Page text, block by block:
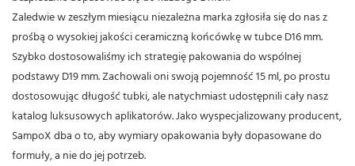
Zaledwie w zeszłym miesiącu niezależna marka zgłosiła się do nas z
prośbą o wysokiej jakości ceramiczną końcówkę w tubce D16 mm.
Szybko dostosowaliśmy ich strategię pakowania do wspólnej
podstawy D19 mm. Zachowali oni swoją pojemność 15 ml, po prostu
dostosowując długość tubki, ale natychmiast udostępnili cały nasz
katalog luksusowych aplikatorów. Jako wyspecjalizowany producent,
SampoX dba o to, aby wymiary opakowania były dopasowane do
formuły, a nie do jej potrzeb.